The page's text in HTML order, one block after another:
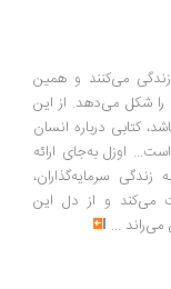
و همین
می‌دهد. از این
درباره انسان
به‌جای ارائه
و از دل این
...